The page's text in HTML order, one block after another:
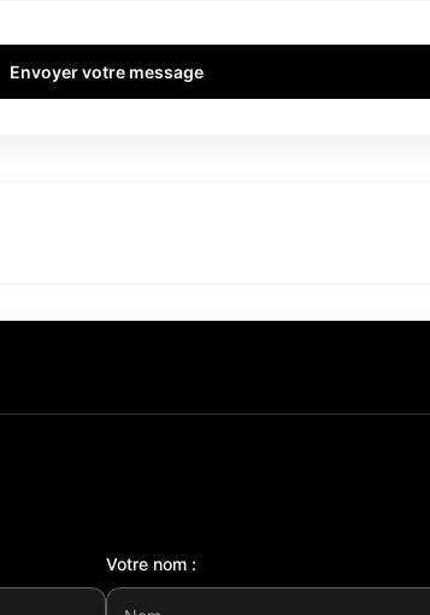
Envoyer votre message
Votre nom :